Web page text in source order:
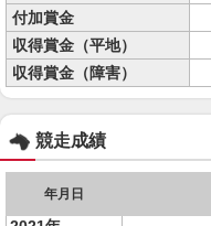
付加賞金
収得賞金（平地）
収得賞金（障害）
競走成績
年月日